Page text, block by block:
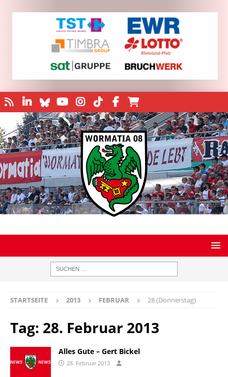
STARTSEITE 2013 FEBRUAR 28 (Donnerstag)
Tag: 28. Februar 2013
Alles Gute – Gert Bickel
28. Februar 2013